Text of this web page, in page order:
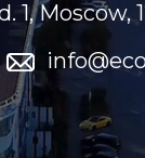
1, Moscow,